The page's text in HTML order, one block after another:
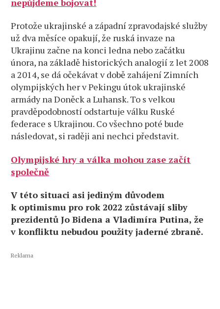
Protože ukrajinské a západní zpravodajské služby
už dva měsíce opakují, že ruská invaze na
Ukrajinu začne na konci ledna nebo začátku
února, na základě historických analogií z let 2008
a 2014, se dá očekávat v době zahájení Zimních
olympijských her v Pekingu útok ukrajinské
armády na Doněck a Luhansk. To s velkou
pravděpodobností odstartuje válku Ruské
federace s Ukrajinou. Co všechno poté bude
následovat, si raději ani nechci představit.
Olympijské hry a válka mohou zase začít
společně
V této situaci asi jediným důvodem
k optimismu pro rok 2022 zůstávají sliby
prezidentů Jo Bidena a Vladimíra Putina, že
v konfliktu nebudou použity jaderné zbraně.
Reklama